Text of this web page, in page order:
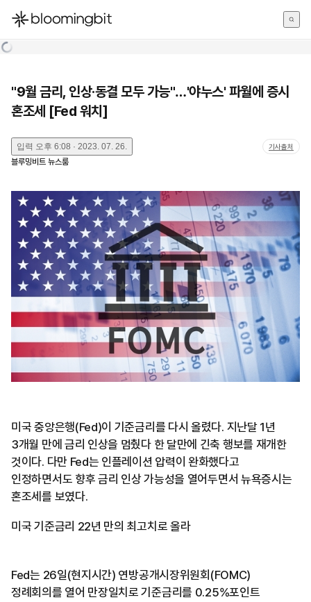
한국어
"9월 금리, 인상·동결 모두 가능"…'야누스' 파월에 증시
혼조세 [Fed 워치]
입력 오후 6:08 · 2023. 07. 26. 기사출처
블루밍비트 뉴스룸
미국 중앙은행(Fed)이 기준금리를 다시 올렸다. 지난달 1년
3개월 만에 금리 인상을 멈췄다 한 달만에 긴축 행보를 재개한
것이다. 다만 Fed는 인플레이션 압력이 완화했다고
인정하면서도 향후 금리 인상 가능성을 열어두면서 뉴욕증시는
혼조세를 보였다.
미국 기준금리 22년 만의 최고치로 올라
Fed는 26일(현지시간) 연방공개시장위원회(FOMC)
정례회의를 열어 만장일치로 기준금리를 0.25%포인트